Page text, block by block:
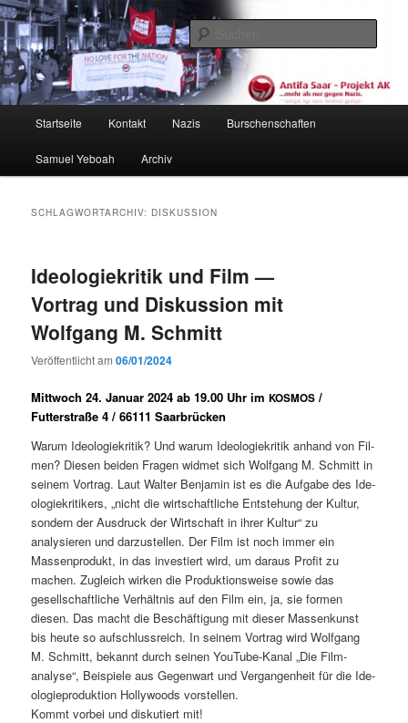
Zum
primären
Inhalt
springen
Zum
sekundären
Inhalt
springenAntifa Saar / Projekt AK
Startseite Kontakt Nazis Burschenschaften
Samuel Yeboah Archiv
SCHLAGWORTARCHIV: DISKUSSION
Ideologiekritik und Film —
Vortrag und Diskussion mit
Wolfgang M. Schmitt
Veröffentlicht am06/01/2024
Mittwoch 24. Januar 2024 ab 19.00 Uhr imKOSMOS /
Futterstraße 4 / 66111 Saarbrücken
Warum Ide­olo­giekri­tik? Und warum Ide­olo­giekri­tik anhand von Fil­
men? Diesen bei­den Fra­gen wid­met sich Wolf­gang M. Schmitt in
seinem Vor­trag. Laut Wal­ter Ben­jamin ist es die Auf­gabe des Ide­
olo­giekri­tik­ers, „nicht die wirtschaftliche Entste­hung der Kul­tur,
son­dern der Aus­druck der Wirtschaft in ihrer Kul­tur“ zu
analysieren und darzustellen. Der Film ist noch immer ein
Massen­pro­dukt, in das investiert wird, um daraus Prof­it zu
machen. Zugle­ich wirken die Pro­duk­tion­sweise sowie das
gesellschaftliche Ver­hält­nis auf den Film ein, ja, sie for­men
diesen. Das macht die Beschäf­ti­gung mit dieser Massenkun­st
bis heute so auf­schlussre­ich. In seinem Vor­trag wird Wolf­gang
M. Schmitt, bekan­nt durch seinen YouTube-Kanal „Die Fil­m­
analyse“, Beispiele aus Gegen­wart und Ver­gan­gen­heit für die Ide­
olo­giepro­duk­tion Hol­ly­woods vorstellen.
Kommt vor­bei und disku­tiert mit!